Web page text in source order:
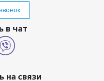
в чат
на связи